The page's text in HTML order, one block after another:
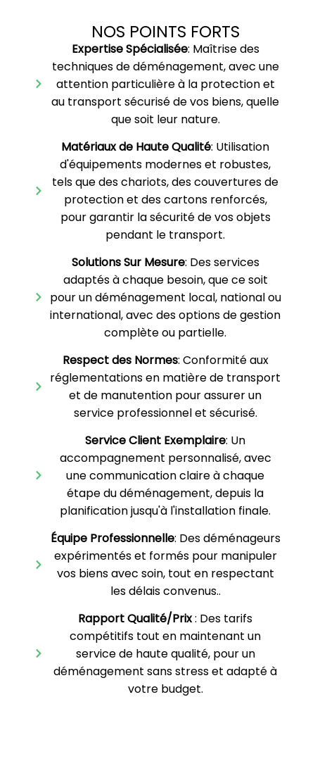
NOS POINTS FORTS
Expertise Spécialisée: Maîtrise des
techniques de déménagement, avec une
attention particulière à la protection et
au transport sécurisé de vos biens, quelle
que soit leur nature.
Matériaux de Haute Qualité: Utilisation
d'équipements modernes et robustes,
tels que des chariots, des couvertures de
protection et des cartons renforcés,
pour garantir la sécurité de vos objets
pendant le transport.
Solutions Sur Mesure: Des services
adaptés à chaque besoin, que ce soit
pour un déménagement local, national ou
international, avec des options de gestion
complète ou partielle.
Respect des Normes: Conformité aux
réglementations en matière de transport
et de manutention pour assurer un
service professionnel et sécurisé.
Service Client Exemplaire: Un
accompagnement personnalisé, avec
une communication claire à chaque
étape du déménagement, depuis la
planification jusqu'à l'installation finale.
Équipe Professionnelle: Des déménageurs
expérimentés et formés pour manipuler
vos biens avec soin, tout en respectant
les délais convenus..
Rapport Qualité/Prix: Des tarifs
compétitifs tout en maintenant un
service de haute qualité, pour un
déménagement sans stress et adapté à
votre budget.